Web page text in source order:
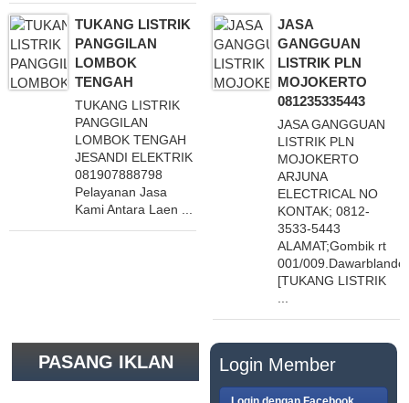
TUKANG LISTRIK
PANGGILAN
LOMBOK
TENGAH
TUKANG LISTRIK
PANGGILAN
LOMBOK TENGAH
JESANDI ELEKTRIK
081907888798
Pelayanan Jasa
Kami Antara Laen ...
JASA
GANGGUAN
LISTRIK PLN
MOJOKERTO
081235335443
JASA GANGGUAN
LISTRIK PLN
MOJOKERTO
ARJUNA
ELECTRICAL NO
KONTAK; 0812-
3533-5443
ALAMAT;Gombik rt
001/
[TUKANG LISTRIK
PASANG IKLAN
Login Member